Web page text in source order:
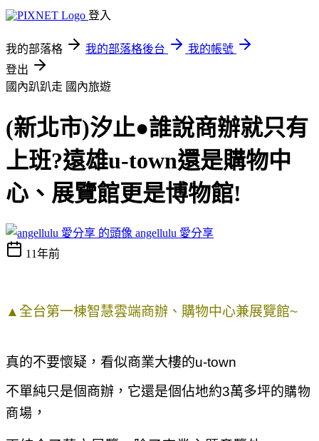
登入
我的部落格 我的部落格後台
我的帳號
登出
國內趴趴走 國內旅遊
(新北市)汐止●誰說商辦就只有
上班?遠雄u-town還是購物中
心、展覽館更是博物館!
angellulu 愛分享
11年前
▲全台第一棟智慧雲端商辦、購物中心兼展覽館~
真的不要懷疑，看似商業大樓的u-town
不單純只是個商辦 ， 它還是個佔地約3萬多坪的購物
商場 ，